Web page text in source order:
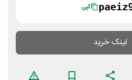
کپی
لینک خرید